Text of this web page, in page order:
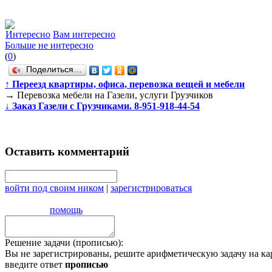
Интересно Вам интересно
Больше не интересно
(0)
Поделиться…
↑ Переезд квартиры, офиса, перевозка вещей и мебели
→ Перевозка мебели на Газели, услуги Грузчиков
↓ Заказ Газели с Грузчиками. 8-951-918-44-54
Оставить комментарий
войти под своим ником | зарегистрироваться
помощь
Решение задачи (прописью):
Вы не зарегистрированы, решите арифметическую задачу на
введите ответ прописью